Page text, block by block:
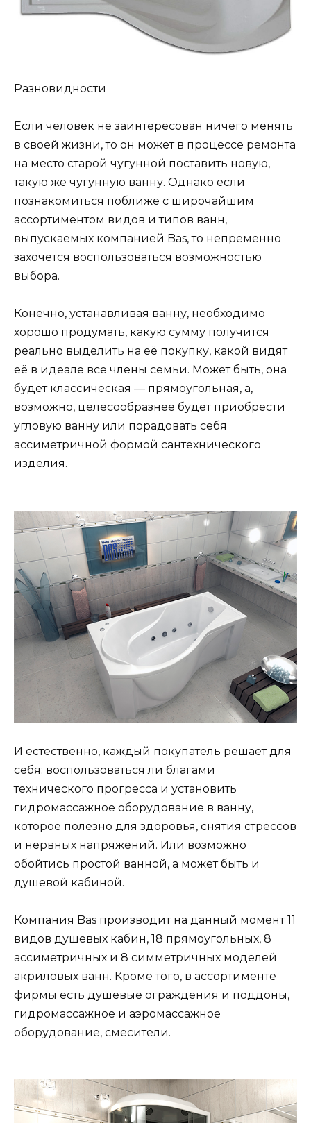
Разновидности
Если человек не заинтересован ничего менять
в своей жизни, то он может в процессе ремонта
на место старой чугунной поставить новую,
такую же чугунную ванну. Однако если
познакомиться поближе с широчайшим
ассортиментом видов и типов ванн,
выпускаемых компанией Bas, то непременно
захочется воспользоваться возможностью
выбора.
Конечно, устанавливая ванну, необходимо
хорошо продумать, какую сумму получится
реально выделить на её покупку, какой видят
её в идеале все члены семьи. Может быть, она
будет классическая — прямоугольная, а,
возможно, целесообразнее будет приобрести
угловую ванну или порадовать себя
ассиметричной формой сантехнического
изделия.
И естественно, каждый покупатель решает для
себя: воспользоваться ли благами
технического прогресса и установить
гидромассажное оборудование в ванну,
которое полезно для здоровья, снятия стрессов
и нервных напряжений. Или возможно
обойтись простой ванной, а может быть и
душевой кабиной.
Компания Bas производит на данный момент 11
видов душевых кабин, 18 прямоугольных, 8
ассиметричных и 8 симметричных моделей
акриловых ванн. Кроме того, в ассортименте
фирмы есть душевые ограждения и поддоны,
гидромассажное и аэромассажное
оборудование, смесители.